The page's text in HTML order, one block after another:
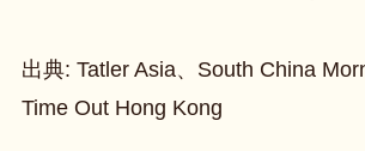
出典: Tatler Asia、South China
Time Out Hong Kong